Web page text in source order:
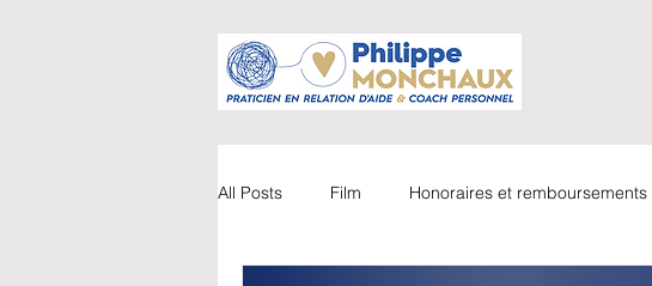
All Posts Film Honoraires et remboursements